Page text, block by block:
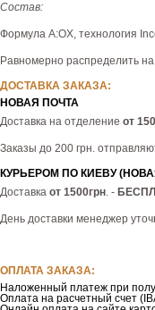
Состав:
Формула A:OX, технология
Равномерно распределить
ДОСТАВКА ЗАКАЗА:
НОВАЯ ПОЧТА
Доставка на отделение от
Заказы до 200 грн.
КУРЬЕРОМ ПО КИЕВУ
Доставка от 1500грн. -
День доставки менеджер
ОПЛАТА ЗАКАЗА:
Наложенный платеж при
Оплата на расчетный счет